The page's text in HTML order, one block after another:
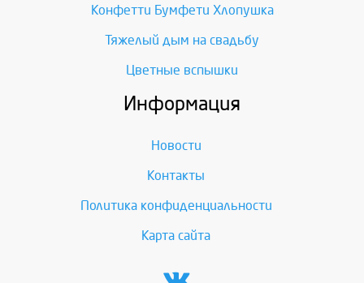
Конфетти Бумфети Хлопушка
Тяжелый дым на свадьбу
Цветные вспышки
Информация
Новости
Контакты
Политика конфиденциальности
Карта сайта